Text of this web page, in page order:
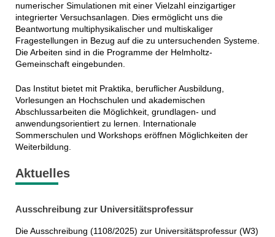
numerischer Simulationen mit einer Vielzahl einzigartiger
integrierter Versuchsanlagen. Dies ermöglicht uns die
Beantwortung multiphysikalischer und multiskaliger
Fragestellungen in Bezug auf die zu untersuchenden Systeme.
Die Arbeiten sind in die Programme der Helmholtz-
Gemeinschaft eingebunden.
Das Institut bietet mit Praktika, beruflicher Ausbildung,
Vorlesungen an Hochschulen und akademischen
Abschlussarbeiten die Möglichkeit, grundlagen- und
anwendungsorientiert zu lernen. Internationale
Sommerschulen und Workshops eröffnen Möglichkeiten der
Weiterbildung.
Aktuelles
Ausschreibung zur Universitätsprofessur
Die Ausschreibung (1108/2025) zur Universitätsprofessur (W3)